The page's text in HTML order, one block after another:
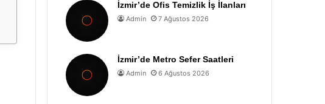
İzmir’de Ofis Temizlik İş İlanları
Admin 7 Ağustos 2026
İzmir’de Metro Sefer Saatleri
Admin 6 Ağustos 2026